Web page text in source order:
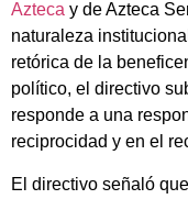
Azteca y de Azteca
naturaleza
retórica de la
político, el directivo
responde a una
reciprocidad y en el
El directivo señaló